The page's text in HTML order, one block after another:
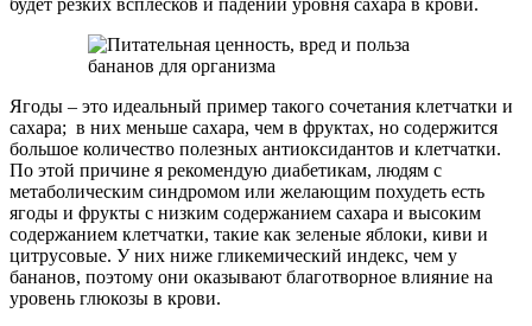
Ягоды – это идеальный пример такого сочетания клетчатки и
сахара; в них меньше сахара, чем в фруктах, но содержится
большое количество полезных антиоксидантов и клетчатки.
По этой причине я рекомендую диабетикам, людям с
метаболическим синдромом или желающим похудеть есть
ягоды и фрукты с низким содержанием сахара и высоким
содержанием клетчатки, такие как зеленые яблоки, киви и
цитрусовые. У них ниже гликемический индекс, чем у
бананов, поэтому они оказывают благотворное влияние на
уровень глюкозы в крови.